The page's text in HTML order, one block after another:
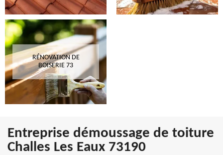
RÉNOVATION DE
BOISERIE 73
Entreprise démoussage de toiture
Challes Les Eaux 73190